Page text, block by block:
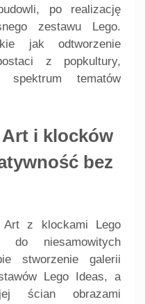
po realizację
zestawu Lego.
jak odtworzenie
z popkultury,
tematów
Art i klocków
bez
Art z klockami Lego
do niesamowitych
stworzenie galerii
Lego Ideas, a
ścian obrazami